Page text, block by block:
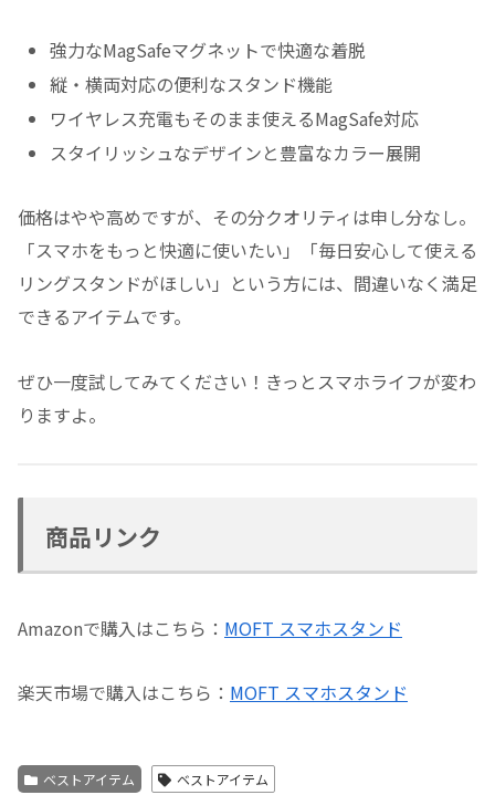
強力なMagSafeマグネットで快適な着脱
縦・横両対応の便利なスタンド機能
ワイヤレス充電もそのまま使えるMagSafe対応
スタイリッシュなデザインと豊富なカラー展開
価格はやや高めですが、その分クオリティは申し分なし。
「スマホをもっと快適に使いたい」「毎日安心して使える
リングスタンドがほしい」という方には、間違いなく満足
できるアイテムです。
ぜひ一度試してみてください！きっとスマホライフが変わ
りますよ。
商品リンク
Amazonで購入はこちら： MOFT スマホスタンド
楽天市場で購入はこちら： MOFT スマホスタンド
ベストアイテム ベストアイテム